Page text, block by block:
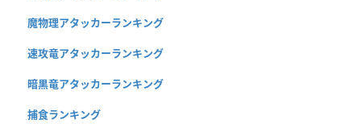
魔物理アタッカーランキング
速攻竜アタッカーランキング
暗黒竜アタッカーランキング
捕食ランキング